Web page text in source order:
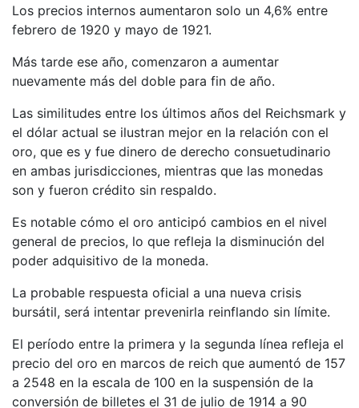
Los precios internos aumentaron solo un 4,6% entre
febrero de 1920 y mayo de 1921.
Más tarde ese año, comenzaron a aumentar
nuevamente más del doble para fin de año.
Las similitudes entre los últimos años del Reichsmark y
el dólar actual se ilustran mejor en la relación con el
oro, que es y fue dinero de derecho consuetudinario
en ambas jurisdicciones, mientras que las monedas
son y fueron crédito sin respaldo.
Es notable cómo el oro anticipó cambios en el nivel
general de precios, lo que refleja la disminución del
poder adquisitivo de la moneda.
La probable respuesta oficial a una nueva crisis
bursátil, será intentar prevenirla reinflando sin límite.
El período entre la primera y la segunda línea refleja el
precio del oro en marcos de reich que aumentó de 157
a 2548 en la escala de 100 en la suspensión de la
conversión de billetes el 31 de julio de 1914 a 90